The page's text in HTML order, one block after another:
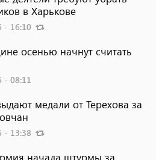
в Харькове
- 16:10
осенью начнут считать
- 08:11
медали от Терехова за
- 13:38
начала штурмы за